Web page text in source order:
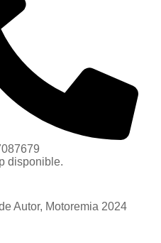
disponible.
Autor, Motoremia 2024